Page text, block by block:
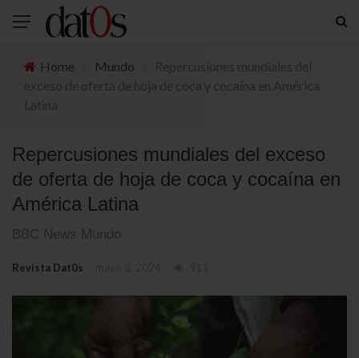
Home Mundo
Repercusiones mundiales del exceso
de oferta de hoja de coca y cocaína en
América Latina
BBC News Mundo
Revista Dat0s